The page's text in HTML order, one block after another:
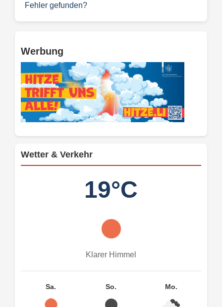
Fehler gefunden?
Werbung
Wetter & Verkehr
19°C
Klarer Himmel
Sa. So. Mo.